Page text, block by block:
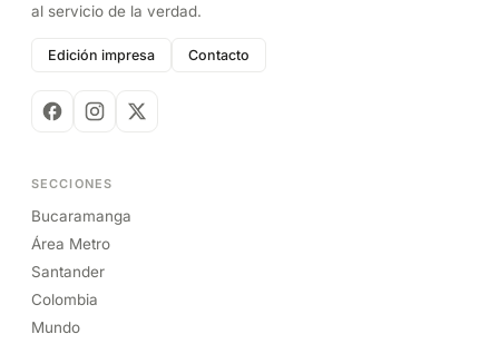
al servicio de la verdad.
Edición impresa Contacto
SECCIONES
Bucaramanga
Área Metro
Santander
Colombia
Mundo